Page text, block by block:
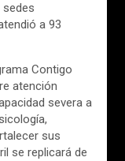
a 93
Contigo
atención
severa a
sus
se replicará de